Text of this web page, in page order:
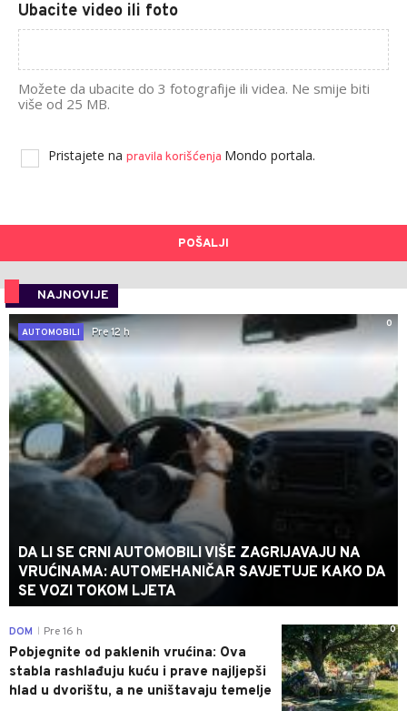
Ubacite video ili foto
Možete da ubacite do 3 fotografije ili videa. Ne smije biti
više od 25 MB.
Pristajete na pravila korišćenja Mondo portala.
POŠALJI
NAJNOVIJE
0
AUTOMOBILI
Pre 12 h
DA LI SE CRNI AUTOMOBILI VIŠE ZAGRIJAVAJU NA
VRUĆINAMA: AUTOMEHANIČAR SAVJETUJE KAKO DA
SE VOZI TOKOM LJETA
0
DOM Pre 16 h
Pobjegnite od paklenih vrućina: Ova
stabla rashlađuju kuću i prave najljepši
hlad u dvorištu, a ne uništavaju temelje